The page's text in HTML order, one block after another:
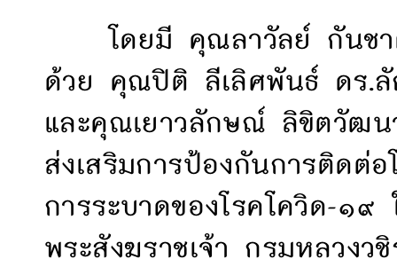
โดยมี คุณลาวัลย์ กันชาติ
ด้วย คุณปิติ ลีเลิศพันธ์ ดร.
และคุณเยาวลักษณ์ ลิขิตวัฒ
ส่งเสริมการป้องกันการติดต่
การระบาดของโรคโควิด-๑
พระสังฆราชเจ้า กรมหลวงว